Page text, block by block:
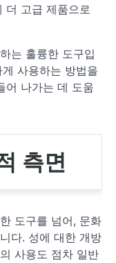
더 고급 제품으로
는 훌륭한 도구입
사용하는 방법을
어 나가는 데 도움
측면
도구를 넘어, 문화
다. 성에 대한 개방
사용도 점차 일반